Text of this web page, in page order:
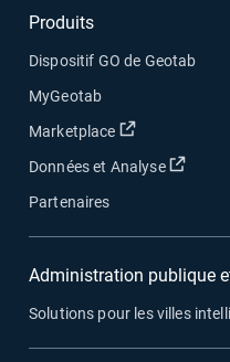
Produits
Dispositif GO de Geotab
MyGeotab
Marketplace
Ouvrir dans
Données et Analyse Ouvrir
Partenaires
Administration publique
Solutions pour les villes